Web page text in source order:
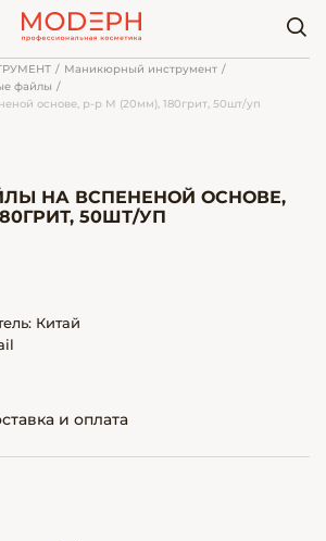
Маникюрный инструмент
файлы
основе, р-р M (20мм), 180грит, 50шт/уп
НА ВСПЕНЕНОЙ ОСНОВЕ,
50ШТ/УП
Китай
и оплата